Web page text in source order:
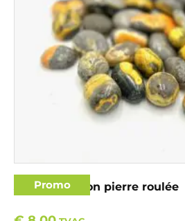
Promo
Jaspe bourdon pierre roulée